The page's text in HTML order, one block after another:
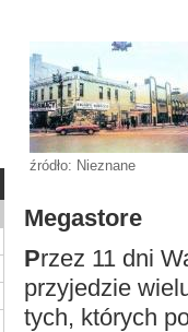
źródło: Nieznane
Megastore
Przez 11 dni
przyjedzie
tych, których